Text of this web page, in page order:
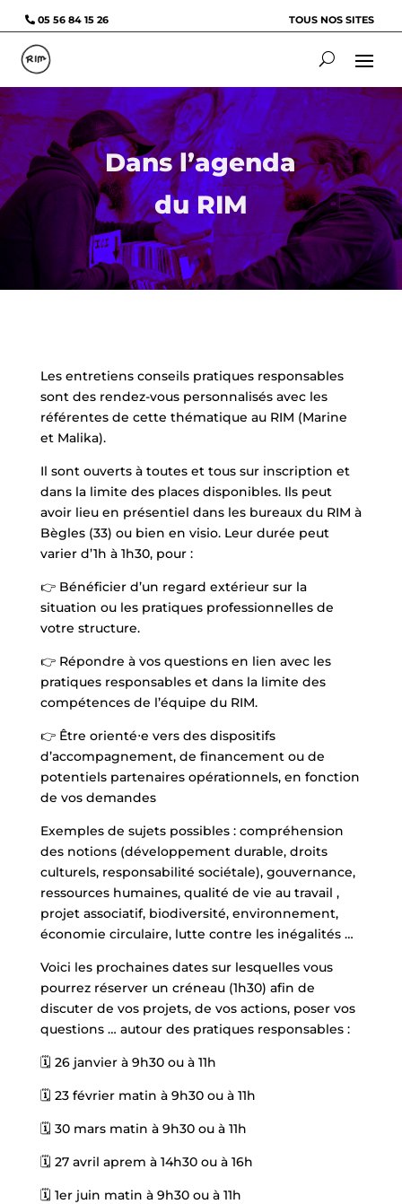
05 56 84 15 26 TOUS NOS SITES
Dans l’agenda
du RIM
Les entretiens conseils pratiques responsables
sont des rendez-vous personnalisés avec les
référentes de cette thématique au RIM (Marine
et Malika).
Il sont ouverts à toutes et tous sur inscription et
dans la limite des places disponibles. Ils peut
avoir lieu en présentiel dans les bureaux du RIM à
Bègles (33) ou bien en visio. Leur durée peut
varier d’1h à 1h30, pour :
👉 Bénéficier d’un regard extérieur sur la
situation ou les pratiques professionnelles de
votre structure.
👉 Répondre à vos questions en lien avec les
pratiques responsables et dans la limite des
compétences de l’équipe du RIM.
👉 Être orienté⋅e vers des dispositifs
d’accompagnement, de financement ou de
potentiels partenaires opérationnels, en fonction
de vos demandes
Exemples de sujets possibles : compréhension
des notions (développement durable, droits
culturels, responsabilité sociétale), gouvernance,
ressources humaines, qualité de vie au travail ,
projet associatif, biodiversité, environnement,
économie circulaire, lutte contre les inégalités …
Voici les prochaines dates sur lesquelles vous
pourrez réserver un créneau (1h30) afin de
discuter de vos projets, de vos actions, poser vos
questions … autour des pratiques responsables :
🗓 26 janvier à 9h30 ou à 11h
🗓 23 février matin à 9h30 ou à 11h
🗓 30 mars matin à 9h30 ou à 11h
🗓 27 avril aprem à 14h30 ou à 16h
🗓 1er juin matin à 9h30 ou à 11h